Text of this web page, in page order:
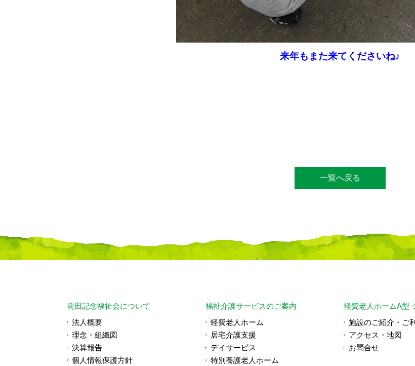
来年もまた来てくださいね♪
一覧へ戻る
前田記念福祉会について
法人概要
理念・組織図
決算報告
個人情報保護方針
福祉介護サービスのご案内
軽費老人ホーム
居宅介護支援
デイサービス
特別養護老人ホーム
軽費老人ホームA型
施設のご紹介・ご
アクセス・地図
お問合せ